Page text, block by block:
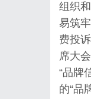
组织
易筑
费投
席大会
“品牌
的“品